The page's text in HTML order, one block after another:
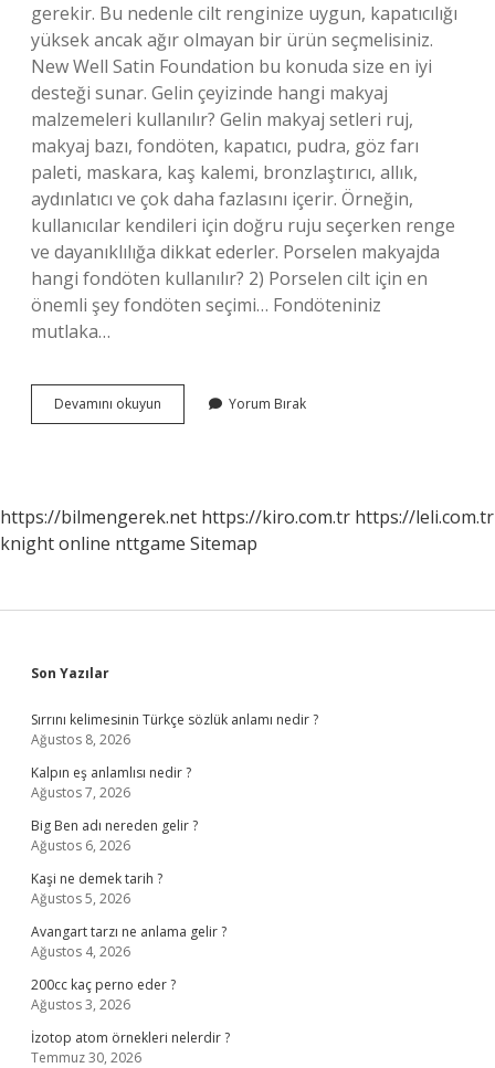
gerekir. Bu nedenle cilt renginize uygun, kapatıcılığı
yüksek ancak ağır olmayan bir ürün seçmelisiniz.
New Well Satin Foundation bu konuda size en iyi
desteği sunar. Gelin çeyizinde hangi makyaj
malzemeleri kullanılır? Gelin makyaj setleri ruj,
makyaj bazı, fondöten, kapatıcı, pudra, göz farı
paleti, maskara, kaş kalemi, bronzlaştırıcı, allık,
aydınlatıcı ve çok daha fazlasını içerir. Örneğin,
kullanıcılar kendileri için doğru ruju seçerken renge
ve dayanıklılığa dikkat ederler. Porselen makyajda
hangi fondöten kullanılır? 2) Porselen cilt için en
önemli şey fondöten seçimi… Fondöteniniz
mutlaka…
Devamını okuyun
Makyajında
Yorum Bırak
https://bilmengerek.net https://kiro.com.tr https://leli.com.tr
knight online nttgame Sitemap
Sidebar
Son Yazılar
Sırrını kelimesinin Türkçe sözlük anlamı nedir ?
Ağustos 8, 2026
Kalpın eş anlamlısı nedir ?
Ağustos 7, 2026
Big Ben adı nereden gelir ?
Ağustos 6, 2026
Kaşi ne demek tarih ?
Ağustos 5, 2026
Avangart tarzı ne anlama gelir ?
Ağustos 4, 2026
200cc kaç perno eder ?
Ağustos 3, 2026
İzotop atom örnekleri nelerdir ?
Temmuz 30, 2026